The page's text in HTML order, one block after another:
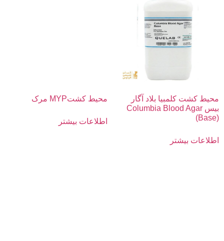
محیط کشت کلمبیا بلاد آگار
بیس Columbia Blood Agar
(Base)
اطلاعات بیشتر
محیط کشتMYP مرک
اطلاعات بیشتر